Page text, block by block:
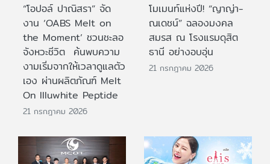
“โอปอล์ ปาณิสรา” จัด
งาน ‘OABS Melt on
the Moment’ ชวนชะลอ
จังหวะชีวิต ค้นพบความ
งามเริ่มจากให้เวลาดูแลตัว
เอง ผ่านผลิตภัณฑ์ Melt
On Illuwhite Peptide
21 กรกฎาคม 2026
โมเมนท์แห่งปี! “ญาญ่า-
ณเดชน์” ฉลองมงคล
สมรส ณ โรงแรมดุสิต
ธานี อย่างอบอุ่น
21 กรกฎาคม 2026